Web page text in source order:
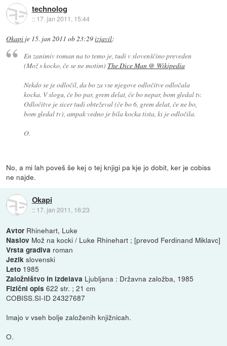
technolog
:: 17. jan 2011, 15:44
Okapi je 15. jan 2011 ob 23:29izjavil:
En zanimiv roman na to temo je, tudi v slovenščino preveden
(Mož s kocko, če se ne motim) The Dice Man @ Wikipedia
Nekdo se je odločil, da bo za vse njegove odločitve odločala
kocka. V slogu, če bo par, grem delat, če bo nepar, bom gledal tv.
Odločitve je sicer tudi obteževal (če bo 6, grem delat, če ne bo,
bom gledal tv), ampak vedno je bila kocka tista, ki je odločila.
O.
No, a mi lah poveš še kej o tej knjigi pa kje jo dobit, ker je cobiss
ne najde.
Okapi
:: 17. jan 2011, 16:23
Avtor Rhinehart, Luke
Naslov Mož na kocki / Luke Rhinehart ; [prevod Ferdinand Miklavc]
Vrsta gradiva roman
Jezikslovenski
Leto 1985
Založništvo in izdelava Ljubljana : Državna založba, 1985
Fizični opis 622 str. ; 21 cm
COBISS.SI-ID 24327687
Imajo v vseh bolje založenih knjižnicah.
O.